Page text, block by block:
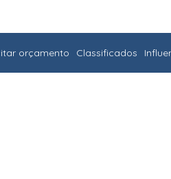
orçamento Classificados